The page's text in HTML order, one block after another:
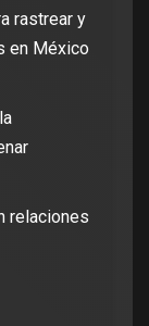
rastrear y
en México
relaciones